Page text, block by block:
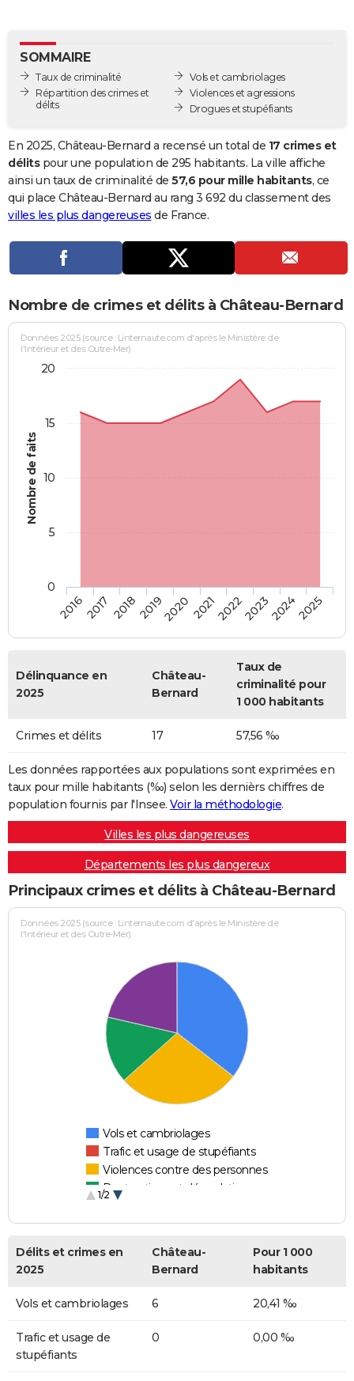
GUIDES D'ACHAT
BONS PLANS
Carte de Noël
Carte Bonne année
Carte Saint-Valentin
Carte Pâques
Carte d'anniversaire
DICTIONNAIRE
Dictionnaire
Biographies
Citations
Expressions
Proverbes
PROGRAMME TV
COPAINS D'AVANT
S'inscrire
Se connecter
Lycées
Collèges
Primaires
Universités
Entreprises
Service militaire
Avis de recherche
AVIS DE DÉCÈS
FORUM
Bricolage
Lifestyle
Culture
Sport
Auto
Television
Voyage
Cinema
SOMMAIRE
Taux de criminalité
Répartition des crimes et
délits
Vols et cambriolages
Violences et agressions
Drogues et stupéfiants
En 2025, Château-Bernard a recensé un total de 17 crimes et
délitspour une population de 295 habitants. La ville affiche
ainsi un taux de criminalité de 57,6 pour mille habitants, ce
qui place Château-Bernard au rang 3 692 du classement des
villes les plus dangereuses de France.
Nombre de crimes et délits à Château-Bernard
Nombre de faits
Données 2025 (source : Linternaute.com d'après le Ministère de
l'Intérieur et des Outre-Mer)
20162017 20182019202020212022202320242025
0
5
10
15
20
Délinquance en
2025
Château-
Bernard
Taux de
criminalité pour
1 000 habitants
Crimes et délits 17 57,56 ‰
Les données rapportées aux populations sont exprimées en
taux pour mille habitants (‰) selon les dernièrs chiffres de
population fournis par l'Insee. Voir la méthodologie.
Villes les plus dangereuses
Départements les plus dangereux
Principaux crimes et délits à Château-Bernard
Données 2025 (source : Linternaute.com d'après le Ministère de
l'Intérieur et des Outre-Mer)
Vols et cambriolages
Trafic et usage de stupéfiants
Violences contre des personnes
Destructions et dégradations
1/2
Délits et crimes en
2025
Château-
Bernard
Pour 1 000
habitants
Vols et cambriolages 6 20,41 ‰
Trafic et usage de
stupéfiants
0 0,00 ‰